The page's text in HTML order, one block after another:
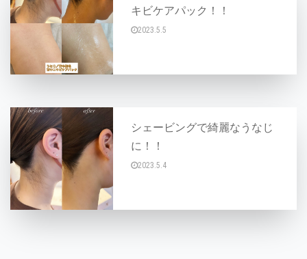
キビケアパック！！
2023.5.5
シェービングで綺麗なうなじ
に！！
2023.5.4